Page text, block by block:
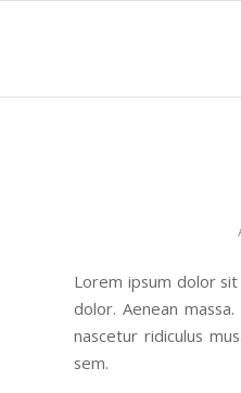
Lorem ipsum dolor
dolor. Aenean
nascetur ridiculus
sem.